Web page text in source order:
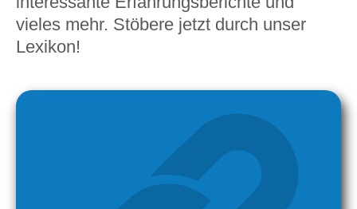
vieles mehr. Stöbere jetzt durch unser
Lexikon!